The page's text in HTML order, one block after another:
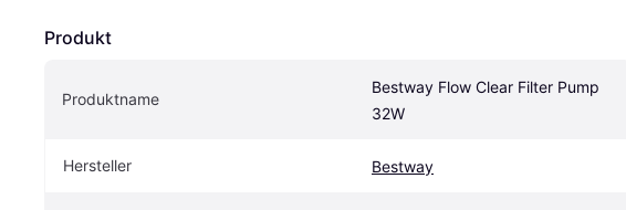
Produkt
Produktname
Bestway Flow Clear Filter Pump
32W
Hersteller Bestway